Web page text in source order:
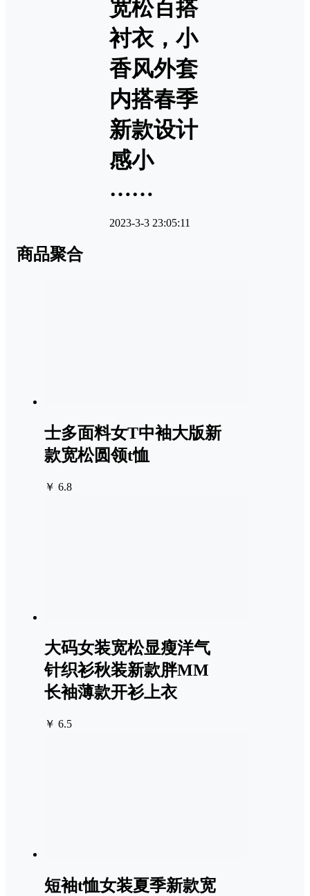
宽松百搭
衬衣，小
香风外套
内搭春季
新款设计
感小
……
2023-3-3 23:05:11
商品聚合
士多面料女T中袖大版新
款宽松圆领t恤
￥ 6.8
大码女装宽松显瘦洋气
针织衫秋装新款胖MM
长袖薄款开衫上衣
￥ 6.5
短袖t恤女装夏季新款宽